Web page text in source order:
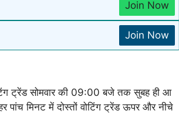
Join Now
Join Now
ट्रेंड सोमवार की 09:00 बजे तक सुबह ही आ
मिनट में दोस्तों वोटिंग ट्रेंड ऊपर और नीचे